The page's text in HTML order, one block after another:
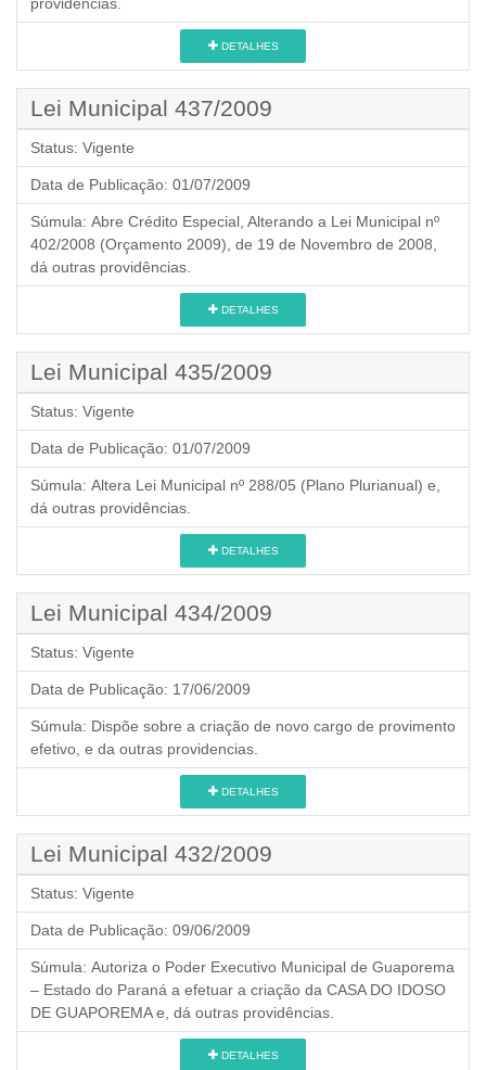
DETALHES
Lei Municipal 437/2009
Status: Vigente
Data de Publicação: 01/07/2009
Súmula: Abre Crédito Especial, Alterando a Lei Municipal nº
402/2008 (Orçamento 2009), de 19 de Novembro de 2008,
dá outras providências.
DETALHES
Lei Municipal 435/2009
Status: Vigente
Data de Publicação: 01/07/2009
Súmula: Altera Lei Municipal nº 288/05 (Plano Plurianual) e,
dá outras providências.
DETALHES
Lei Municipal 434/2009
Status: Vigente
Data de Publicação: 17/06/2009
Súmula: Dispõe sobre a criação de novo cargo de provimento
efetivo, e da outras providencias.
DETALHES
Lei Municipal 432/2009
Status: Vigente
Data de Publicação: 09/06/2009
Súmula: Autoriza o Poder Executivo Municipal de Guaporema
– Estado do Paraná a efetuar a criação da CASA DO IDOSO
DE GUAPOREMA e, dá outras providências.
DETALHES